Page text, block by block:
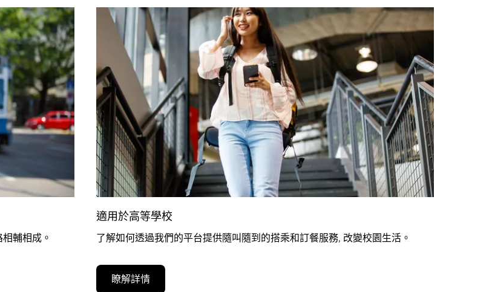
輔相成。
適用於高等學校
了解如何透過我們的平台提供隨叫隨到的搭乘和訂餐服務, 改變校園生活。
瞭解詳情